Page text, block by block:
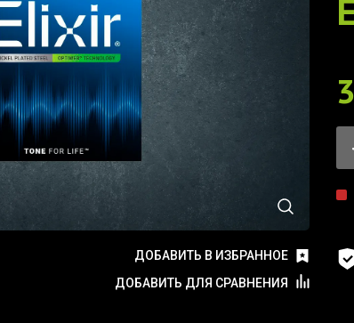
ДОБАВИТЬ В ИЗБРАННОЕ
ДОБАВИТЬ ДЛЯ СРАВНЕНИЯ